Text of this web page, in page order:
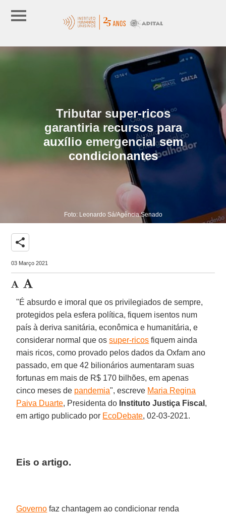
Tributar super-ricos
garantiria recursos para
auxílio emergencial sem
condicionantes
Foto: Leonardo Sá/Agência Senado
share
03 Março 2021
"É absurdo e imoral que os privilegiados de sempre,
protegidos pela esfera política, fiquem isentos num
país à deriva sanitária, econômica e humanitária, e
considerar normal que ossuper-ricos fiquem ainda
mais ricos, como provado pelos dados da Oxfam ano
passado, em que 42 bilionários aumentaram suas
fortunas em mais de R$ 170 bilhões, em apenas
cinco meses de pandemia", escreve Maria Regina
Paiva Duarte, Presidenta do Instituto Justiça Fiscal ,
em artigo publicado por EcoDebate, 02-03-2021.
Eis o artigo.
Governo faz chantagem ao condicionar renda